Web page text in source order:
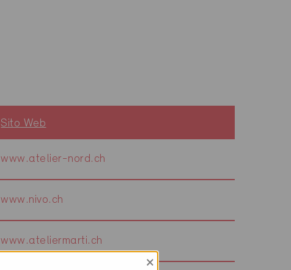
Sito Web
www.atelier-nord.ch
www.nivo.ch
www.ateliermarti.ch
×